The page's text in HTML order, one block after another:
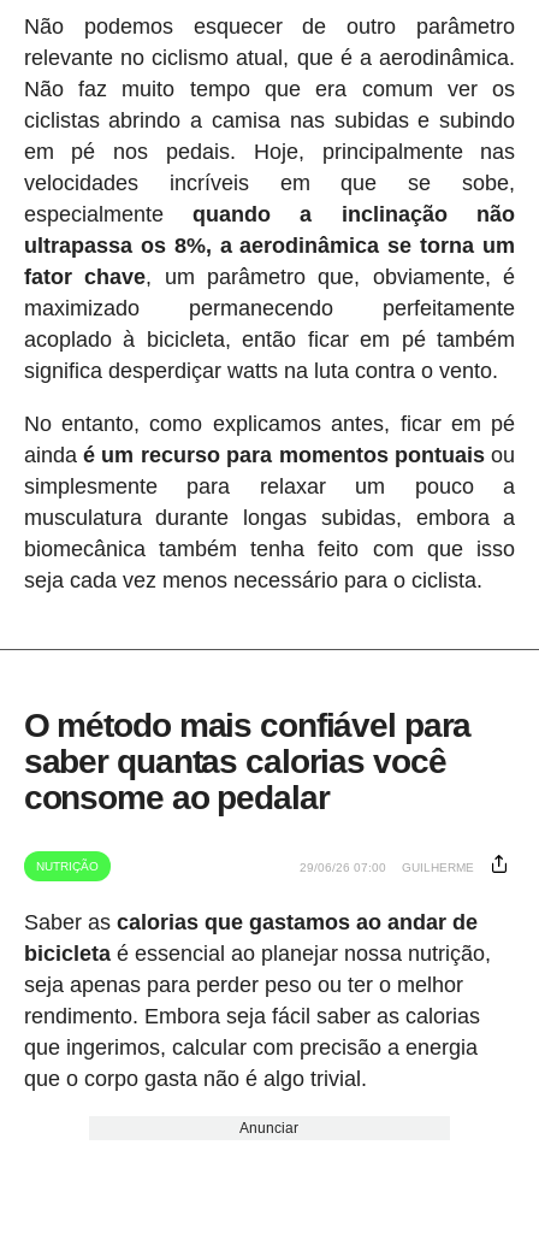
Não podemos esquecer de outro parâmetro
relevante no ciclismo atual, que é a aerodinâmica.
Não faz muito tempo que era comum ver os
ciclistas abrindo a camisa nas subidas e subindo
em pé nos pedais. Hoje, principalmente nas
velocidades incríveis em que se sobe,
especialmentequando a inclinação não
ultrapassa os 8%, a aerodinâmica se torna um
fator chave, um parâmetro que, obviamente, é
maximizado permanecendo perfeitamente
acoplado à bicicleta, então ficar em pé também
significa desperdiçar watts na luta contra o vento.
No entanto, como explicamos antes, ficar em pé
aindaé um recurso para momentos pontuaisou
simplesmente para relaxar um pouco a
musculatura durante longas subidas, embora a
biomecânica também tenha feito com que isso
seja cada vez menos necessário para o ciclista.
O método mais confiável para
saber quantas calorias você
consome ao pedalar
NUTRIÇÃO 29/06/26 07:00 GUILHERME
Saber as calorias que gastamos ao andar de
bicicletaé essencial ao planejar nossa nutrição,
seja apenas para perder peso ou ter o melhor
rendimento. Embora seja fácil saber as calorias
que ingerimos, calcular com precisão a energia
que o corpo gasta não é algo trivial.
Anunciar